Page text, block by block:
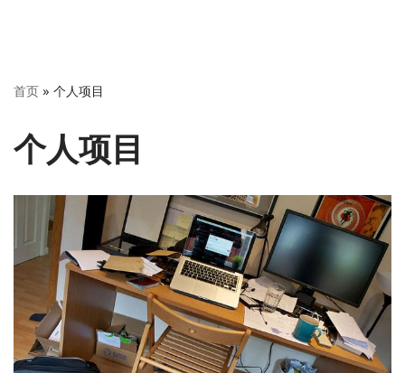
首页 » 个人项目
个人项目